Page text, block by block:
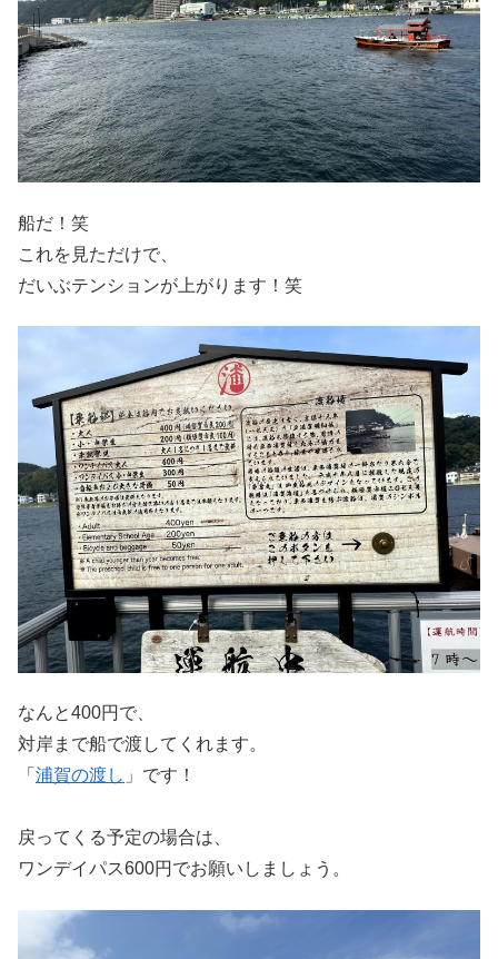
船だ！笑
これを見ただけで、
だいぶテンションが上がります！笑
なんと400円で、
対岸まで船で渡してくれます。
「 浦賀の渡し 」です！
戻ってくる予定の場合は、
ワンデイパス600円でお願いしましょう。